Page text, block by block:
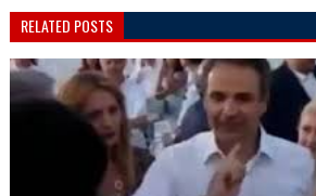
RELATED POSTS